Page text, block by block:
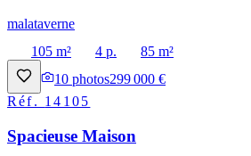
malataverne
105 m²
4 p.
85 m²
10 photos299 000 €
Réf. 14105
Spacieuse Maison